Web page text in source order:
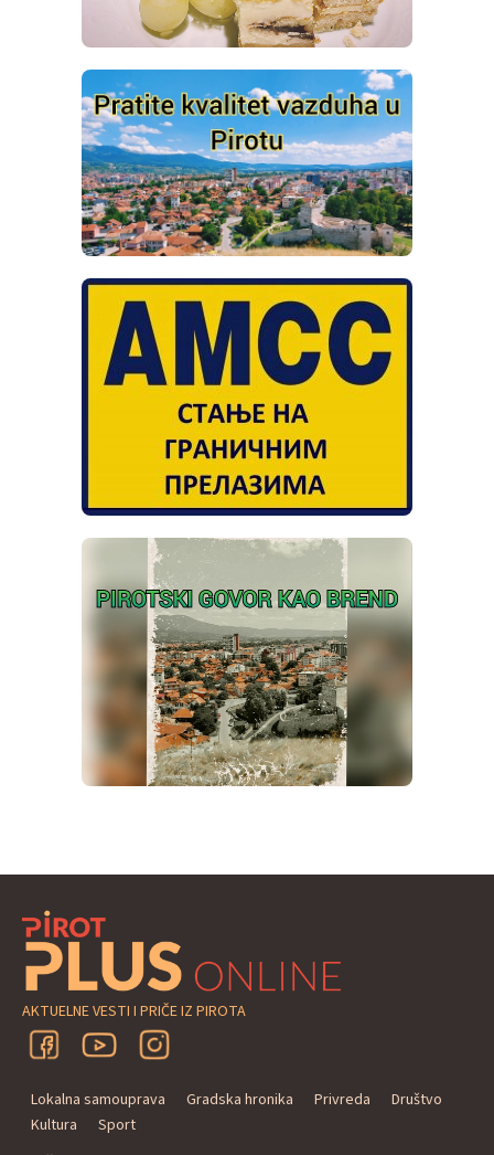
AKTUELNE VESTI I PRIČE IZ PIROTA
Lokalna samouprava Gradska hronika Privreda
Društvo
Kultura
Sport